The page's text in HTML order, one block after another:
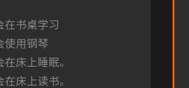
在书桌学习
使用钢琴
在床上睡眠。
在床上读书。